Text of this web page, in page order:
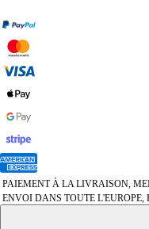
PAIEMENT À LA LIVRAISON,
ENVOI DANS TOUTE L'EUROPE,